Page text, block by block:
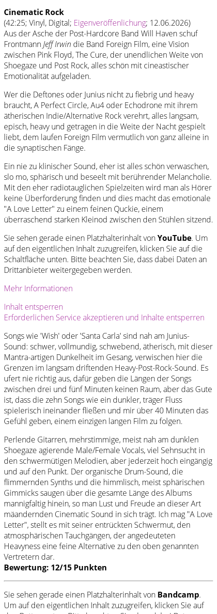
Cinematic Rock
(42:25; Vinyl, Digital; Eigenveröffenlichung; 12.06.2026)
Aus der Asche der Post-Hardcore Band Will Haven schuf
FrontmannJeff Irwin die Band Foreign Film, eine Vision
zwischen Pink Floyd, The Cure, der unendlichen Weite von
Shoegaze und Post Rock, alles schön mit cineastischer
Emotionalität aufgeladen.
Wer die Deftones oder Junius nicht zu fiebrig und heavy
braucht, A Perfect Circle, Au4 oder Echodrone mit ihrem
ätherischen Indie/Alternative Rock verehrt, alles langsam,
episch, heavy und getragen in die Weite der Nacht gespielt
liebt, dem laufen Foreign Film vermutlich von ganz alleine in
die synaptischen Fänge.
Ein nie zu klinischer Sound, eher ist alles schön verwaschen,
slo mo, sphärisch und beseelt mit berührender Melancholie.
Mit den eher radiotauglichen Spielzeiten wird man als Hörer
keine Überforderung finden und dies macht das emotionale
"A Love Letter" zu einem feinen Quckie, einem
überraschend starken Kleinod zwischen den Stühlen sitzend.
Sie sehen gerade einen Platzhalterinhalt vonYouTube. Um
auf den eigentlichen Inhalt zuzugreifen, klicken Sie auf die
Schaltfläche unten. Bitte beachten Sie, dass dabei Daten an
Drittanbieter weitergegeben werden.
Mehr Informationen
Inhalt entsperren
Erforderlichen Service akzeptieren und Inhalte entsperren
Songs wie 'Wish' oder 'Santa Carla' sind nah am Junius-
Sound: schwer, vollmundig, schwebend, ätherisch, mit dieser
Mantra-artigen Dunkelheit im Gesang, verwischen hier die
Grenzen im langsam driftenden Heavy-Post-Rock-Sound. Es
ufert nie richtig aus, dafür geben die Längen der Songs
zwischen drei und fünf Minuten keinen Raum, aber das Gute
ist, dass die zehn Songs wie ein dunkler, träger Fluss
spielerisch ineinander fließen und mir über 40 Minuten das
Gefühl geben, einem einzigen langen Film zu folgen.
Perlende Gitarren, mehrstimmige, meist nah am dunklen
Shoegaze agierende Male/Female Vocals, viel Sehnsucht in
den schwermütigen Melodien, aber jederzeit hoch eingängig
und auf den Punkt. Der organische Drum-Sound, die
flimmernden Synths und die himmlisch, meist sphärischen
Gimmicks saugen über die gesamte Länge des Albums
mannigfaltig hinein, so man Lust und Freude an dieser Art
mäandernden Cinematic Sound in sich trägt. Ich mag "A Love
Letter", stellt es mit seiner entrückten Schwermut, den
atmosphärischen Tauchgängen, der angedeuteten
Heavyness eine feine Alternative zu den oben genannten
Vertretern dar.
Bewertung: 12/15 Punkten
Sie sehen gerade einen Platzhalterinhalt von Bandcamp.
Um auf den eigentlichen Inhalt zuzugreifen, klicken Sie auf